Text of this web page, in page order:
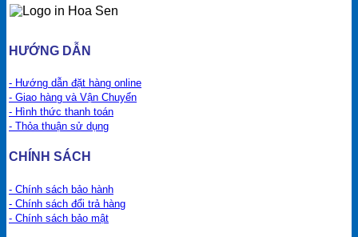
HƯỚNG DẪN
- Hướng dẫn đặt hàng online
- Giao hàng và Vận Chuyển
- Hình thức thanh toán
- Thỏa thuận sử dụng
CHÍNH SÁCH
- Chính sách bảo hành
- Chính sách đổi trả hàng
- Chính sách bảo mật